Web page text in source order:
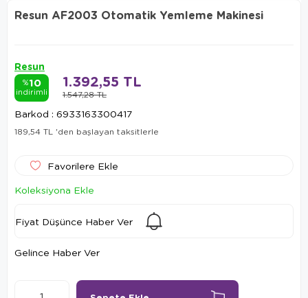
Resun AF2003 Otomatik Yemleme Makinesi
Resun
%10
indirimli 1.547,28 TL
1.392,55 TL
Barkod : 6933163300417
189,54 TL 'den başlayan taksitlerle
Favorilere Ekle
Koleksiyona Ekle
Fiyat Düşünce Haber Ver
Gelince Haber Ver